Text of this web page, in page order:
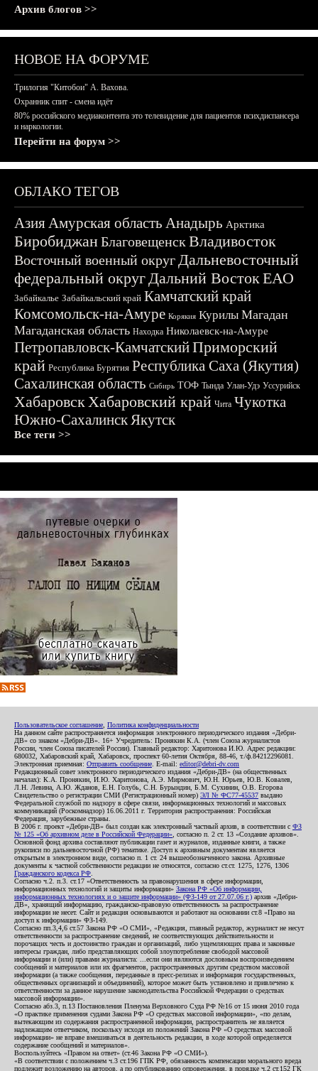
Архив блогов >>
НОВОЕ НА ФОРУМЕ
Трилогия "Китобои" А. Вахова.
Охранник спит - смена идёт
80% российского медиаконтента это телевидение для пациентов психдиспансера
и наркологии.
Перейти на форум >>
ОБЛАКО ТЕГОВ
АзияАмурская область Анадырь Арктика
БиробиджанБлаговещенскВладивосток
Восточный военный округДальневосточный
федеральный округДальний ВостокЕАО
Забайкалье Забайкальский край Камчатский край
Комсомольск-на-Амуре Корякия Курилы Магадан
Магаданская область Находка Николаевск-на-Амуре
Петропавловск-КамчатскийПриморский
край Республика Бурятия Республика Саха (Якутия)
Сахалинская область Сибирь ТОФ Тында Улан-Удэ Уссурийск
ХабаровскХабаровский край Чита Чукотка
Южно-СахалинскЯкутск
Все теги >>
Пользовательское соглашение Политика конфиденциальности
На данном сайте распространяется информация электронного периодического издания «Дебри-
ДВ» со знаком «Дебри-ДВ». 16+ Учредитель: Пронякин К.А. (член Союза журналистов
России, член Союза писателей России). Главный редактор: Харитонова И.Ю. Адрес редакции:
680032, Хабаровский край, Хабаровск, проспект 60-летия Октября, 88-46, т./ф.84212296081.
Электронная приемная: Отправить сообщение . E-mail: editor@debri-dv.com
Редакционный совет электронного периодического издания «Дебри-ДВ» (на общественных
началах): К.А. Пронякин, И.Ю. Харитонова, А.Э. Мирмович, Ю.Н. Юрьев, Ю.В. Ковалев,
Л.Н. Левина, А.Ю. Жданов, Е.Н. Голубь, С.Н. Бурындин, Б.М. Сухинин, О.В. Егорова
Свидетельство о регистрации СМИ (Регистрационный номер) ЭЛ № ФС77-45537 выдано
Федеральной службой по надзору в сфере связи, информационных технологий и массовых
коммуникаций (Роскомнадзор) 16.06.2011 г. Территория распространения: Российская
Федерация, зарубежные страны.
В 2006 г. проект «Дебри-ДВ» был создан как электронный частный архив, в соответствии с ФЗ
№ 125 «Об архивном деле в Российской Федерации» , согласно п. 2 ст. 13 «Создание архивов».
Основной фонд архива составляют публикации газет и журналов, изданные книги, а также
рукописи по дальневосточной (РФ) тематике. Доступ к архивным документам является
открытым в электронном виде, согласно п. 1 ст. 24 вышеобозначенного закона. Архивные
документы к частной собственности редакции не относятся, согласно ст.ст. 1275, 1276, 1306
Гражданского кодекса РФ
Согласно ч.2. п.3. ст.17 «Ответственность за правонарушения в сфере информации,
информационных технологий и защиты информации» Закона РФ «Об информации,
информационных технологиях и о защите информации» (ФЗ-149 от 27.07.06 г.) архив «Дебри-
ДВ», хранящий информацию, гражданско-правовую ответственность за распространение
информации не несет. Сайт и редакция основываются и работают на основании ст.8 «Право на
доступ к информации» ФЗ-149.
Согласно пп.3,4,6 ст.57 Закона РФ «О СМИ», «Редакция, главный редактор, журналист не несут
ответственности за распространение сведений, не соответствующих действительности и
порочащих честь и достоинство граждан и организаций, либо ущемляющих права и законные
интересы граждан, либо представляющих собой злоупотребление свободой массовой
информации и (или) правами журналиста: ...если они являются дословным воспроизведением
сообщений и материалов или их фрагментов, распространенных другим средством массовой
информации (а также сообщения, переданные в пресс-релизах и информация государственных,
общественных организаций и объединений), которое может быть установлено и привлечено к
ответственности за данное нарушение законодательства Российской Федерации о средствах
массовой информации».
Согласно абз.3, п.13 Постановления Пленума Верховного Суда РФ №16 от 15 июня 2010 года
«О практике применения судами Закона РФ «О средствах массовой информации», «по делам,
вытекающим из содержания распространенной информации, распространитель не является
надлежащим ответчиком, поскольку исходя из положений Закона РФ «О средствах массовой
информации» не вправе вмешиваться в деятельность редакции, в ходе которой определяется
содержание сообщений и материалов».
Воспользуйтесь «Правом на ответ» (ст.46 Закона РФ «О СМИ»).
«В соответствии с положением ч.3 ст.196 ГПК РФ, обязанность компенсации морального вреда
подлежит возложению на авторов, а по опубликованию опровержения, в порядке ч.2 ст.152 ГК